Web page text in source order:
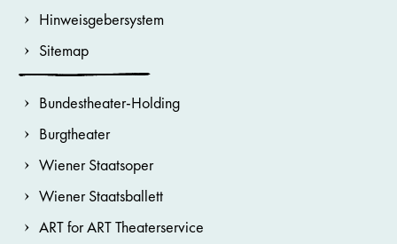
Hinweisgebersystem
Sitemap
Bundestheater-Holding
Burgtheater
Wiener Staatsoper
Wiener Staatsballett
ART for ART Theaterservice